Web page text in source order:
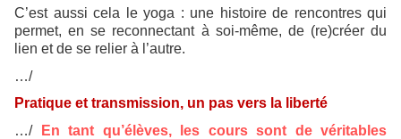
C’est aussi cela le yoga : une histoire de rencontres qui
permet, en se reconnectant à soi-même, de (re)créer du
lien et de se relier à l’autre.
…/
Pratique et transmission, un pas vers la liberté
…/
En tant qu’élèves, les cours sont de véritables